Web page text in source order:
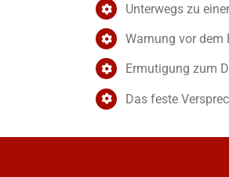
Unterwegs zu
Warnung vor dem
Ermutigung zum
Das feste